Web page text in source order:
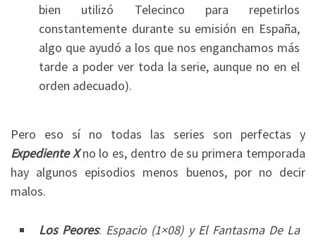
bien utilizó Telecinco para repetirlos
constantemente durante su emisión en España,
algo que ayudó a los que nos enganchamos más
tarde a poder ver toda la serie, aunque no en el
orden adecuado).
Pero eso sí no todas las series son perfectas y
Expediente Xno lo es, dentro de su primera temporada
hay algunos episodios menos buenos, por no decir
malos.
Los Peores: Espacio (1×08) y El Fantasma De La